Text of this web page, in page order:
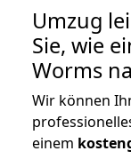
Umzug
Sie, wie
Worms
Wir können
einem